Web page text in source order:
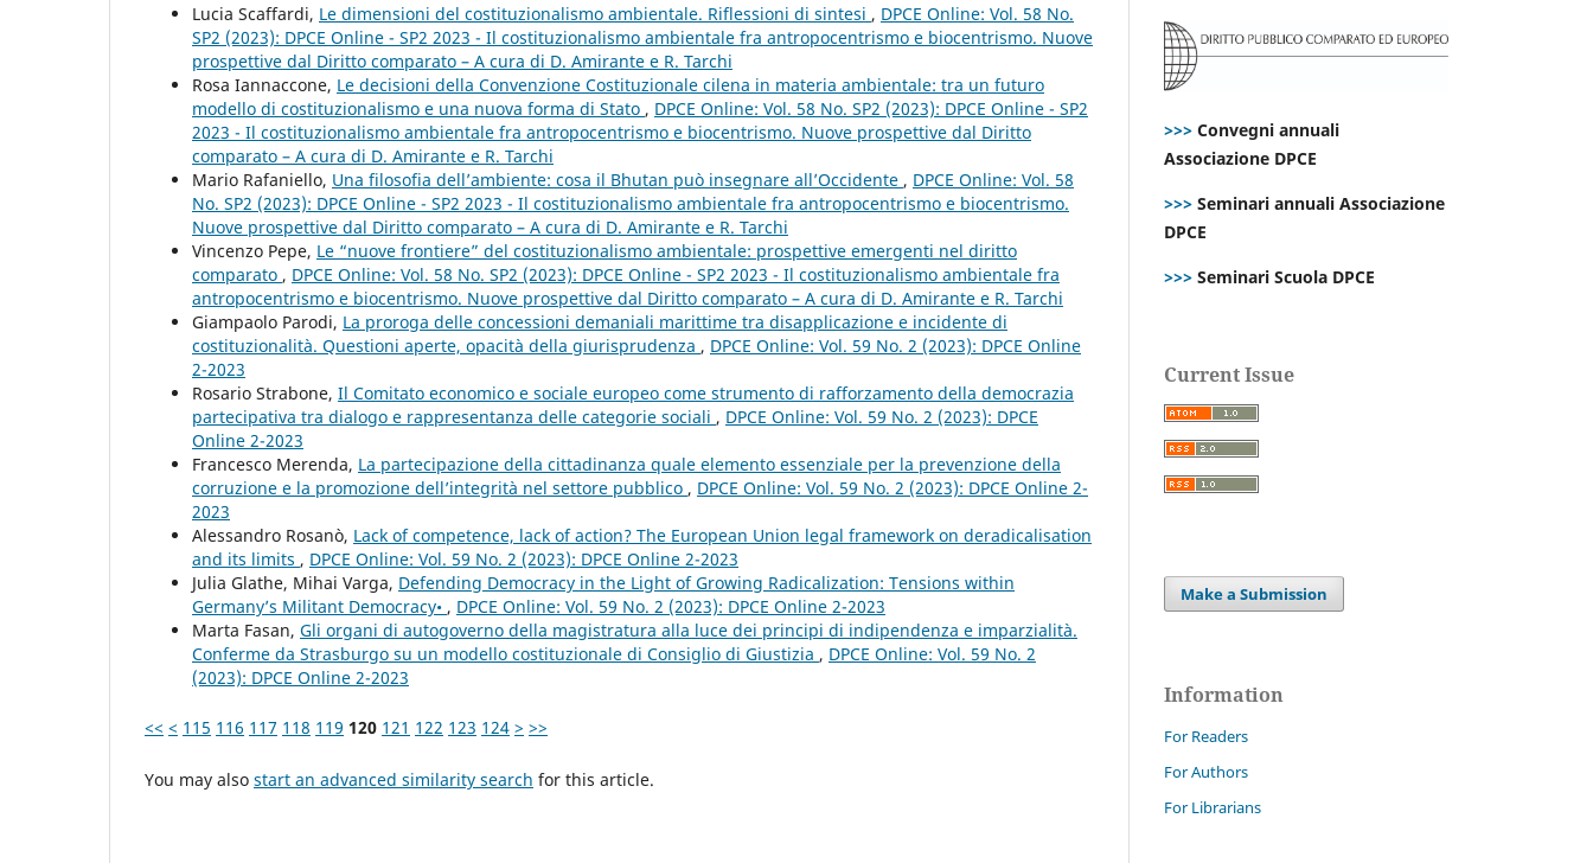
Lucia Scaffardi, Le dimensioni del costituzionalismo ambientale. Riflessioni di sintesi , DPCE Online: Vol. 58 No.
SP2 (2023): DPCE Online - SP2 2023 - Il costituzionalismo ambientale fra antropocentrismo e biocentrismo. Nuove
prospettive dal Diritto comparato – A cura di D. Amirante e R. Tarchi
Rosa Iannaccone, Le decisioni della Convenzione Costituzionale cilena in materia ambientale: tra un futuro
modello di costituzionalismo e una nuova forma di Stato , DPCE Online: Vol. 58 No. SP2 (2023): DPCE Online - SP2
2023 - Il costituzionalismo ambientale fra antropocentrismo e biocentrismo. Nuove prospettive dal Diritto
comparato – A cura di D. Amirante e R. Tarchi
Mario Rafaniello, Una filosofia dell’ambiente: cosa il Bhutan può insegnare all’Occidente , DPCE Online: Vol. 58
No. SP2 (2023): DPCE Online - SP2 2023 - Il costituzionalismo ambientale fra antropocentrismo e biocentrismo.
Nuove prospettive dal Diritto comparato – A cura di D. Amirante e R. Tarchi
Vincenzo Pepe, Le “nuove frontiere” del costituzionalismo ambientale: prospettive emergenti nel diritto
comparato , DPCE Online: Vol. 58 No. SP2 (2023): DPCE Online - SP2 2023 - Il costituzionalismo ambientale fra
antropocentrismo e biocentrismo. Nuove prospettive dal Diritto comparato – A cura di D. Amirante e R. Tarchi
Giampaolo Parodi, La proroga delle concessioni demaniali marittime tra disapplicazione e incidente di
costituzionalità. Questioni aperte, opacità della giurisprudenza , DPCE Online: Vol. 59 No. 2 (2023): DPCE Online
2-2023
Rosario Strabone, Il Comitato economico e sociale europeo come strumento di rafforzamento della democrazia
partecipativa tra dialogo e rappresentanza delle categorie sociali , DPCE Online: Vol. 59 No. 2 (2023): DPCE
Online 2-2023
Francesco Merenda, La partecipazione della cittadinanza quale elemento essenziale per la prevenzione della
corruzione e la promozione dell’integrità nel settore pubblico , DPCE Online: Vol. 59 No. 2 (2023): DPCE Online 2-
2023
Alessandro Rosanò, Lack of competence, lack of action? The European Union legal framework on deradicalisation
and its limits , DPCE Online: Vol. 59 No. 2 (2023): DPCE Online 2-2023
Julia Glathe, Mihai Varga, Defending Democracy in the Light of Growing Radicalization: Tensions within
Germany’s Militant Democracy• , DPCE Online: Vol. 59 No. 2 (2023): DPCE Online 2-2023
Marta Fasan, Gli organi di autogoverno della magistratura alla luce dei principi di indipendenza e imparzialità.
Conferme da Strasburgo su un modello costituzionale di Consiglio di Giustizia , DPCE Online: Vol. 59 No. 2
(2023): DPCE Online 2-2023
<< < 115 116 117 118 119 120 121 122 123 124 > >>
You may also start an advanced similarity search for this article.
>>> Convegni annuali
Associazione DPCE
>>> Seminari annuali Associazione
DPCE
>>> Seminari Scuola DPCE
Current Issue
Make a Submission
Information
For Readers
For Authors
For Librarians